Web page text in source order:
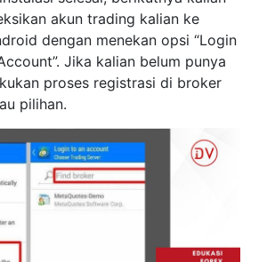
akun trading kalian ke
dengan menekan opsi “Login
Jika kalian belum punya
proses registrasi di broker
pilihan.